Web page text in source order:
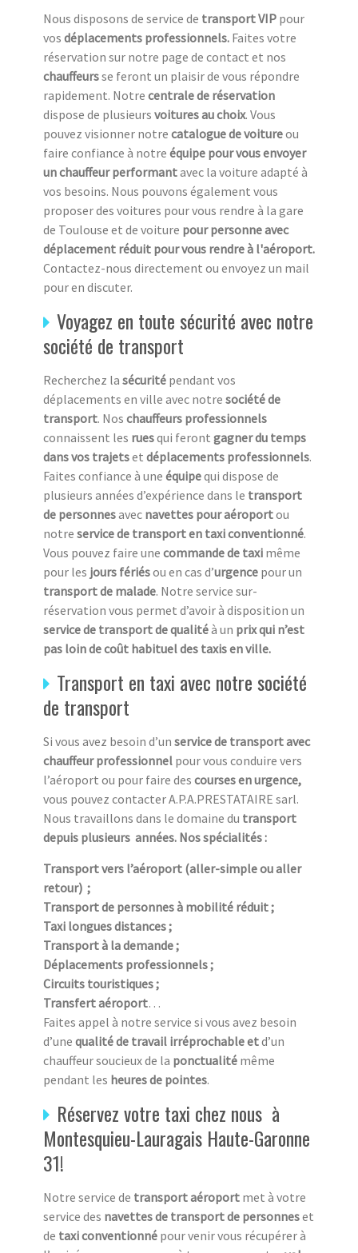
Nous disposons de service de transport VIP pour
vos déplacements professionnels. Faites votre
réservation sur notre page de contact et nos
chauffeursse feront un plaisir de vous répondre
rapidement. Notre centrale de réservation
dispose de plusieurs voitures au choix. Vous
pouvez visionner notre catalogue de voitureou
faire confiance à notre équipe pour vous envoyer
un chauffeur performantavec la voiture adapté à
vos besoins. Nous pouvons également vous
proposer des voitures pour vous rendre à la gare
de Toulouse et de voiture pour personne avec
déplacement réduit pour vous rendre à l'aéroport.
Contactez-nous directement ou envoyez un mail
pour en discuter.
Voyagez en toute sécurité avec notre
société de transport
Recherchez la sécurité pendant vos
déplacements en ville avec notre société de
transport. Nos chauffeurs professionnels
connaissent les ruesqui feront gagner du temps
dans vos trajetset déplacements professionnels.
Faites confiance à une équipequi dispose de
plusieurs années d’expérience dans le transport
de personnesavec navettes pour aéroportou
notre service de transport en taxi conventionné.
Vous pouvez faire une commande de taxi même
pour les jours fériésou en cas d’urgence pour un
transport de malade. Notre service sur-
réservation vous permet d’avoir à disposition un
service de transport de qualitéà un prix qui n’est
pas loin de coût habituel des taxis en ville.
Transport en taxi avec notre société
de transport
Si vous avez besoin d’un service de transport avec
chauffeur professionnel pour vous conduire vers
l’aéroport ou pour faire des courses en urgence,
vous pouvez contacter A.P.A.PRESTATAIRE sarl.
Nous travaillons dans le domaine du transport
depuis plusieurs années. Nos spécialités :
Transport vers l’aéroport (aller-simple ou aller
retour) ;
Transport de personnes à mobilité réduit ;
Taxi longues distances ;
Transport à la demande ;
Déplacements professionnels ;
Circuits touristiques ;
Transfert aéroport…
Faites appel à notre service si vous avez besoin
d’une qualité de travail irréprochable etd’un
chauffeur soucieux de la ponctualité même
pendant les heures de pointes.
Réservez votre taxi chez nous à
Montesquieu-Lauragais Haute-Garonne
31!
Notre service de transport aéroport met à votre
service des navettes de transport de personneset
de taxi conventionné pour venir vous récupérer à